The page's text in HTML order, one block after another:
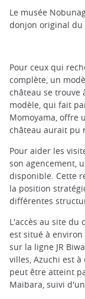
Le musée
donjon original du
Pour ceux qui
complète, un
château se trouve
modèle, qui fait
Momoyama, offre
château aurait pu
Pour aider les
son agencement,
disponible. Cette
la position
différentes
L'accès au site du
est situé à
sur la ligne JR
villes, Azuchi est à
peut être atteint
Maibara, suivi